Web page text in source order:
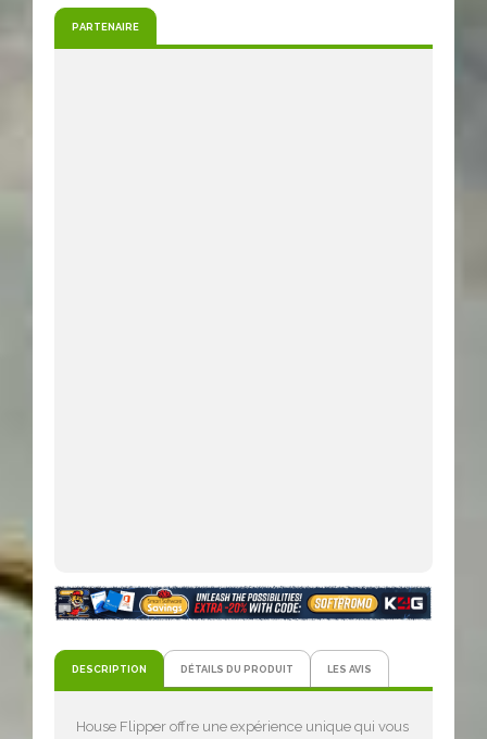
PARTENAIRE
DESCRIPTION DÉTAILS DU PRODUIT LES AVIS
House Flipper offre une expérience unique qui vous